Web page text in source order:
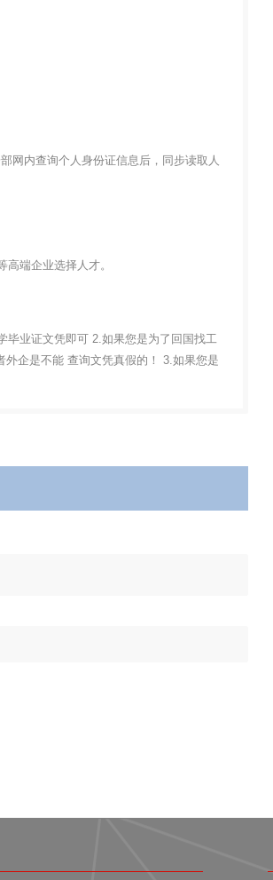
网内查询个人身份证信息后，同步读取人
高端企业选择人才。
毕业证文凭即可 2.如果您是为了回国找工
企是不能 查询文凭真假的！ 3.如果您是